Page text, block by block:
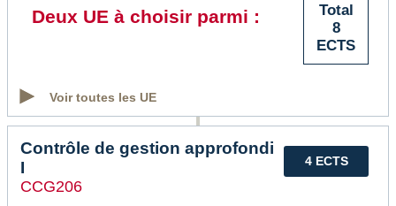
Total
8
ECTS
Deux UE à choisir parmi :
Voir toutes les UE
4 ECTS
Contrôle de gestion approfondi
I
CCG206